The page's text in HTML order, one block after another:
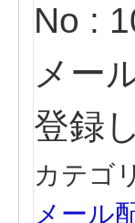
No :
メー
登録
カテゴ
メール